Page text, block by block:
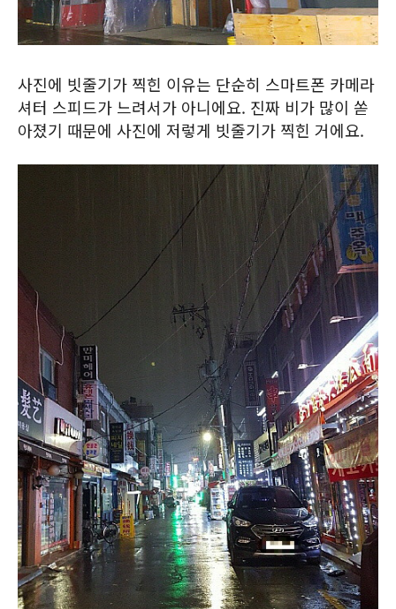
사진에 빗줄기가 찍힌 이유는 단순히 스마트폰 카메라
셔터 스피드가 느려서가 아니에요. 진짜 비가 많이 쏟
아졌기 때문에 사진에 저렇게 빗줄기가 찍힌 거에요.